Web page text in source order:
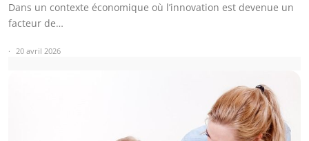
Dans un contexte économique où l’innovation est devenue un
facteur de…
20 avril 2026